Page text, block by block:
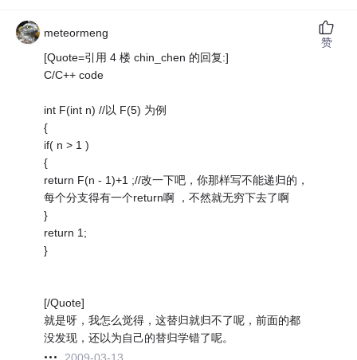
meteormeng
[Quote=引用 4 楼 chin_chen 的回复:]
C/C++ code
int F(int n) //以 F(5) 为例
{
if( n > 1 )
{
return F(n - 1)+1 ;//改一下吧，你那样写不能递归的，
每个分支得有一个return啊 ，不然就无穷下去了啊
}
return 1;
}
[/Quote]
就是呀，我怎么觉得，这替归就归不了呢，前面的都
没发现，还以为自己的替归学错了呢。
2009-03-13
赞